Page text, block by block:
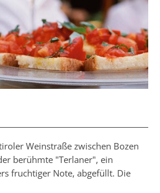
Weinstraße zwischen Bozen
berühmte "Terlaner", ein
fruchtiger Note, abgefüllt. Die